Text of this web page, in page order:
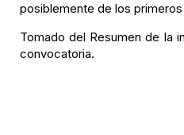
posiblemente de los
Tomado del Resumen de la
convocatoria.